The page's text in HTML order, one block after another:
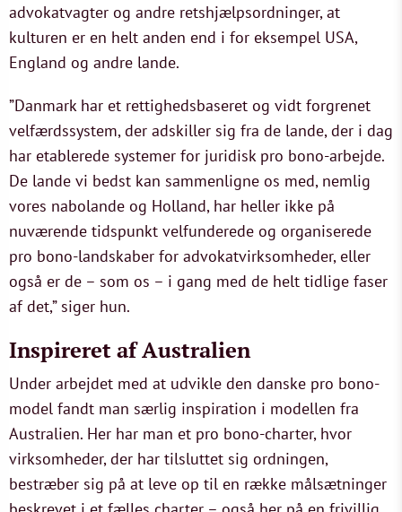
advokatvagter og andre retshjælpsordninger, at
kulturen er en helt anden end i for eksempel USA,
England og andre lande.
”Danmark har et rettighedsbaseret og vidt forgrenet
velfærdssystem, der adskiller sig fra de lande, der i dag
har etablerede systemer for juridisk pro bono-arbejde.
De lande vi bedst kan sammenligne os med, nemlig
vores nabolande og Holland, har heller ikke på
nuværende tidspunkt velfunderede og organiserede
pro bono-landskaber for advokatvirksomheder, eller
også er de – som os – i gang med de helt tidlige faser
af det,” siger hun.
Inspireret af Australien
Under arbejdet med at udvikle den danske pro bono-
model fandt man særlig inspiration i modellen fra
Australien. Her har man et pro bono-charter, hvor
virksomheder, der har tilsluttet sig ordningen,
bestræber sig på at leve op til en række målsætninger